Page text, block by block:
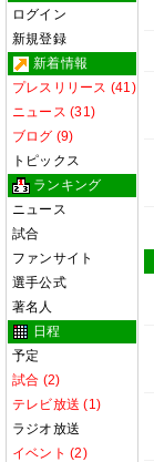
ログイン
新規登録
新着情報
プレスリリース (41)
ニュース (31)
ブログ (9)
トピックス
ランキング
ニュース
試合
ファンサイト
選手公式
著名人
日程
予定
試合 (2)
テレビ放送 (1)
ラジオ放送
イベント (2)